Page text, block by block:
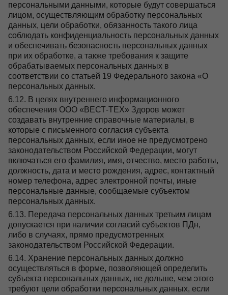
персональными данными, которые будут совершаться
лицом, осуществляющим обработку персональных
данных, цели обработки, обязанность такого лица
соблюдать конфиденциальность персональных данных
и обеспечивать безопасность персональных данных
при их обработке, а также требования к защите
обрабатываемых персональных данных в
соответствии со статьей 19 Федерального закона «О
персональных данных.
6.12. В целях внутреннего информационного
обеспечения ООО «ВЕСТ-ТЕХ» Здоров может
создавать внутренние справочные материалы, в
которые с письменного согласия субъекта
персональных данных, если иное не предусмотрено
законодательством Российской Федерации, могут
включаться его фамилия, имя, отчество, место работы,
должность, дата и место рождения, адрес, контактный
номер телефона, адрес электронной почты, иные
персональные данные, сообщаемые субъектом
персональных данных.
6.13. Передача персональных данных третьим лицам
допускается при наличии согласий субъектов ПДн,
либо в случаях, прямо предусмотренных
законодательством Российской Федерации.
6.14. Хранение персональных данных должно
осуществляться в форме, позволяющей определить
субъекта персональных данных, не дольше, чем этого
требуют цели обработки персональных данных, если